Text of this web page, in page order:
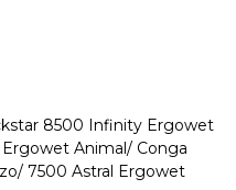
8500 Infinity Ergowet
Animal/ Conga
7500 Astral Ergowet